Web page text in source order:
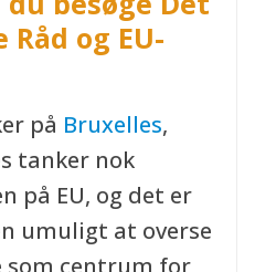
og EU-
på Bruxelles,
tanker nok
på EU, og det er
umuligt at overse
som centrum for